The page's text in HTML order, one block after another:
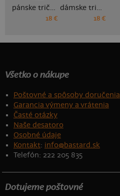
pánske tričko
18 €
dámske tričko
18 €
Všetko o nákupe
Poštovné a spôsoby doručenia
Garancia výmeny a vrátenia
Časté otázky
Naše desatoro
Osobné údaje
Kontakt: info@bastard.sk
Telefón: 222 205 835
Dotujeme poštovné